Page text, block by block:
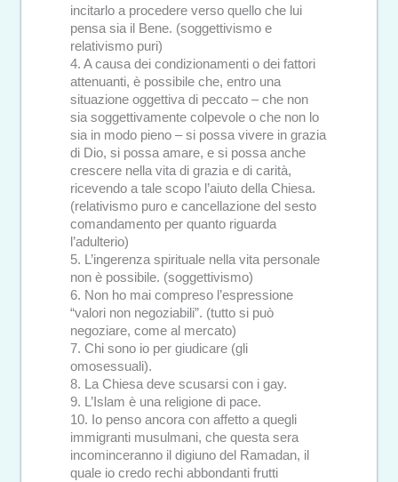
incitarlo a procedere verso quello che lui
pensa sia il Bene. (soggettivismo e
relativismo puri)
4. A causa dei condizionamenti o dei fattori
attenuanti, è possibile che, entro una
situazione oggettiva di peccato – che non
sia soggettivamente colpevole o che non lo
sia in modo pieno – si possa vivere in grazia
di Dio, si possa amare, e si possa anche
crescere nella vita di grazia e di carità,
ricevendo a tale scopo l’aiuto della Chiesa.
(relativismo puro e cancellazione del sesto
comandamento per quanto riguarda
l’adulterio)
5. L’ingerenza spirituale nella vita personale
non è possibile. (soggettivismo)
6. Non ho mai compreso l’espressione
“valori non negoziabili”. (tutto si può
negoziare, come al mercato)
7. Chi sono io per giudicare (gli
omosessuali).
8. La Chiesa deve scusarsi con i gay.
9. L’Islam è una religione di pace.
10. Io penso ancora con affetto a quegli
immigranti musulmani, che questa sera
incominceranno il digiuno del Ramadan, il
quale io credo rechi abbondanti frutti